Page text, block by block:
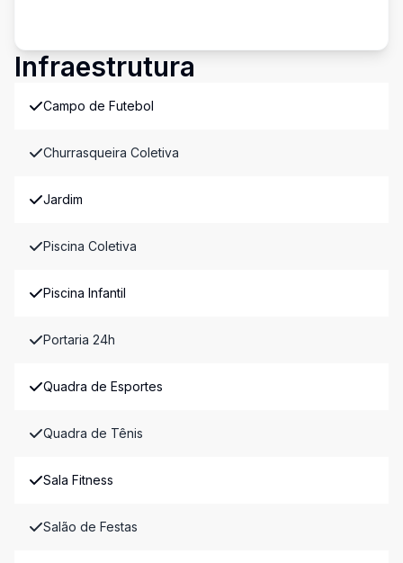
Infraestrutura
Campo de Futebol
Churrasqueira Coletiva
Jardim
Piscina Coletiva
Piscina Infantil
Portaria 24h
Quadra de Esportes
Quadra de Tênis
Sala Fitness
Salão de Festas